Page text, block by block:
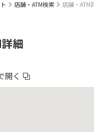
店舗・ATM検索 店舗・ATM
細
開く